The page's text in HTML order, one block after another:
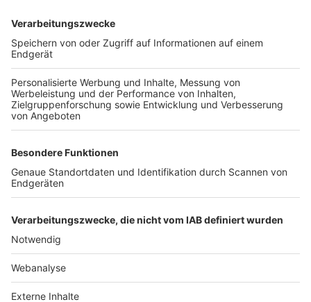
TOP-VEREINE
TOP-PARTNER
Nutzungsbedingungen Datenschutz Impressum